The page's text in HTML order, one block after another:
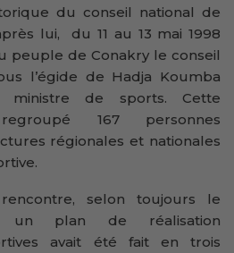
du conseil national de
lui, du 11 au 13 mai 1998
peuple de Conakry le conseil
l’égide de Hadja Koumba
ministre de sports. Cette
167 personnes
régionales et nationales
selon toujours le
un plan de réalisation
avait été fait en trois